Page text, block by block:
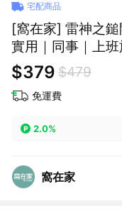
宅配商品
[窩在家] 雷神之鎚
實用｜同事｜上
節
$379 $479
免運費
2.0%
窩在家